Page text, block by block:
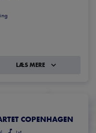
LÆS MERE
COPENHAGEN